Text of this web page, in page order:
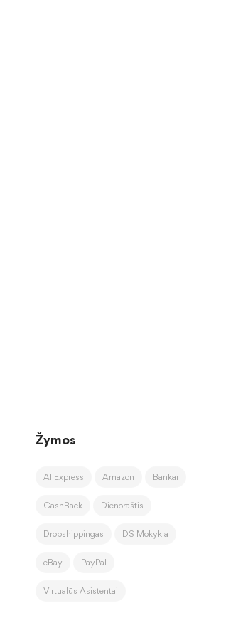
Žymos
AliExpress Amazon Bankai
CashBack Dienoraštis
Dropshippingas DS Mokykla
eBay PayPal
Virtualūs Asistentai